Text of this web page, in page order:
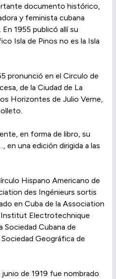
documento histórico,
y feminista cubana
1955 publicó allí su
Isla de Pinos no es la Isla
pronunció en el Circulo de
de la Ciudad de La
Horizontes de Julio Verne,
en forma de libro, su
en una edición dirigida a las
Hispano Americano de
des Ingénieurs sortis
en Cuba de la Association
Electrotechnique
Sociedad Cubana de
Geográfica de
de 1919 fue nombrado